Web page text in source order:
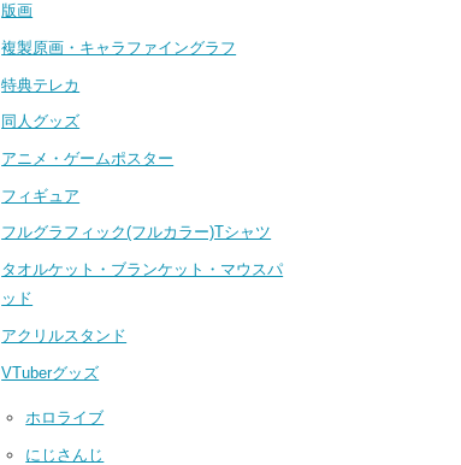
版画
複製原画・キャラファイングラフ
特典テレカ
同人グッズ
アニメ・ゲームポスター
フィギュア
フルグラフィック(フルカラー)Tシャツ
タオルケット・ブランケット・マウスパ
ッド
アクリルスタンド
VTuberグッズ
ホロライブ
にじさんじ